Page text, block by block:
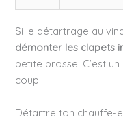
Si le détartrage au
démonter les clapets
petite brosse. C’est
coup.
Détartre ton chauffe-